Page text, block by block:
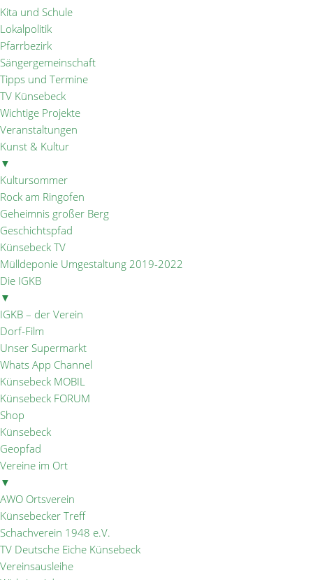
Kita und Schule
Lokalpolitik
Pfarrbezirk
Sängergemeinschaft
Tipps und Termine
TV Künsebeck
Wichtige Projekte
Veranstaltungen
Kunst & Kultur
▼
Kultursommer
Rock am Ringofen
Geheimnis großer Berg
Geschichtspfad
Künsebeck TV
Mülldeponie Umgestaltung 2019-2022
Die IGKB
▼
IGKB – der Verein
Dorf-Film
Unser Supermarkt
Whats App Channel
Künsebeck MOBIL
Künsebeck FORUM
Shop
Künsebeck
Geopfad
Vereine im Ort
▼
AWO Ortsverein
Künsebecker Treff
Schachverein 1948 e.V.
TV Deutsche Eiche Künsebeck
Vereinsausleihe